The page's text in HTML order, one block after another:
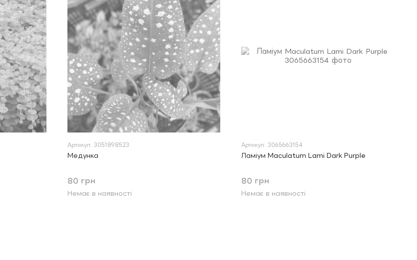
Артикул: 3051898523
Медунка
80 грн
Немає в наявності
Артикул: 3065663154
Ламіум Maculatum Lami Dark Purple
80 грн
Немає в наявності